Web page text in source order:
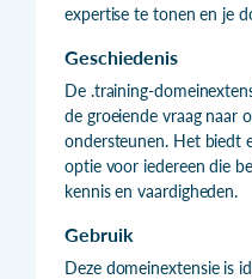
expertise te tonen en je
Geschiedenis
De .training-
de groeiende vraag naar
ondersteunen. Het biedt
optie voor iedereen die
kennis en vaardigheden.
Gebruik
Deze domeinextensie is